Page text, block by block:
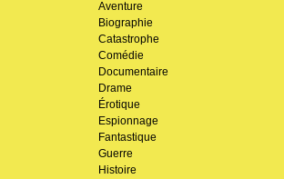
Aventure
Biographie
Catastrophe
Comédie
Documentaire
Drame
Érotique
Espionnage
Fantastique
Guerre
Histoire